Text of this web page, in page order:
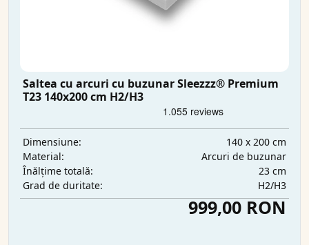
Saltea cu arcuri cu buzunar Sleezzz® Premium
T23 140x200 cm H2/H3
Dimensiune:
140 x 200 cm
Material:
Arcuri de buzunar
Înălțime totală:
23 cm
Grad de duritate:
H2/H3
999,00 RON